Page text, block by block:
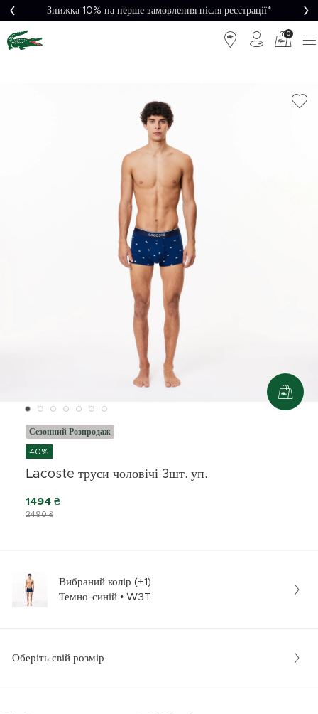
Знижка 10% на перше замовлення після реєстрації*
Легке повернення
0
Сезонний Розпродаж
40%
Lacoste труси чоловічі 3шт. уп.
2490 ₴
1494 ₴
Вибраний колір (+1)
Темно-синій • W3T
Оберіть свій розмір
Безкоштовна
доставка від
5000₴*